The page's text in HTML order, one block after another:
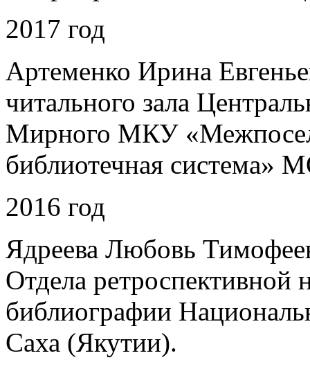
2017 год
Артеменко Ирина
читального зала
Мирного МКУ
библиотечная система»
2016 год
Ядреева Любовь
Отдела ретроспективной
библиографии
Саха (Якутии).